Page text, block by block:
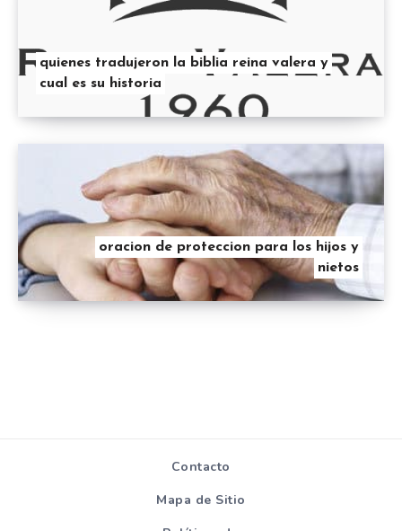
quienes tradujeron la biblia reina valera y
cual es su historia
oracion de proteccion para los hijos y
nietos
Contacto
Mapa de Sitio